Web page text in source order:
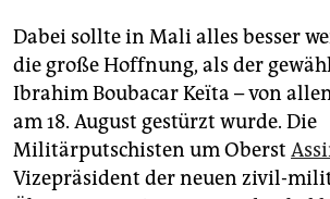
Dabei sollte in Mali alles besser
die große Hoffnung, als der
Ibrahim Boubacar Keïta – von
am 18. August gestürzt wurde. Die
Militärputschisten um Oberst
Vizepräsident der neuen zivil-